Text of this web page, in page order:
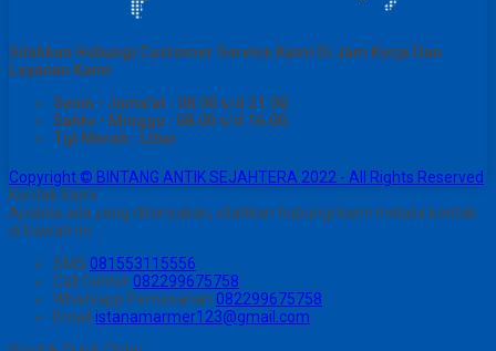
Silahkan Hubungi Customer Service Kami Di Jam Kerja Dan
Layanan Kami
Senin - Juma'at : 08.00 s/d 21.00
Sabtu - Minggu : 08.00 s/d 16.00
Tgl Merah : Libur
Copyright © BINTANG ANTIK SEJAHTERA 2022 - All Rights Reserved
Kontak Kami
Apabila ada yang ditanyakan, silahkan hubungi kami melalui kontak
di bawah ini.
SMS 081553115556
Call Center 082299675758
Whatsapp Pemesanan 082299675758
Email istanamarmer123@gmail.com